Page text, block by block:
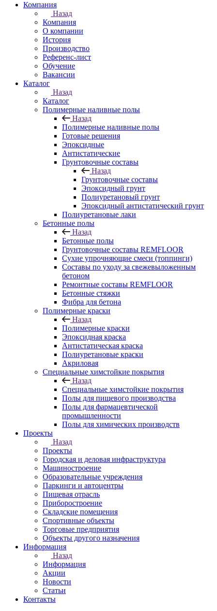
Компания
Назад
Компания
О компании
История
Производство
Референс-лист
Обучение
Вакансии
Каталог
Назад
Каталог
Полимерные наливные полы
Назад
Полимерные наливные полы
Готовые решения
Эпоксидные
Антистатические
Грунтовочные составы
Назад
Грунтовочные составы
Эпоксидный грунт
Полиуретановый грунт
Эпоксидный антистатический грунт
Полиуретановые лаки
Бетонные полы
Назад
Бетонные полы
Грунтовочные составы REMFLOOR
Сухие упрочняющие смеси (топпинги)
Составы по уходу за свежевыложенным
бетоном
Ремонтные составы REMFLOOR
Бетонные стяжки
Фибра для бетона
Полимерные краски
Назад
Полимерные краски
Эпоксидная краска
Антистатическая краска
Полиуретановые краски
Акриловая
Специальные химстойкие покрытия
Назад
Специальные химстойкие покрытия
Полы для пищевого производства
Полы для фармацевтической
промышленности
Полы для химических производств
Проекты
Назад
Проекты
Городская и деловая инфраструктура
Машиностроение
Образовательные учреждения
Паркинги и автоцентры
Пищевая отрасль
Приборостроение
Складские помещения
Спортивные объекты
Торговые предприятия
Объекты другого назначения
Информация
Назад
Информация
Акции
Новости
Статьи
Контакты